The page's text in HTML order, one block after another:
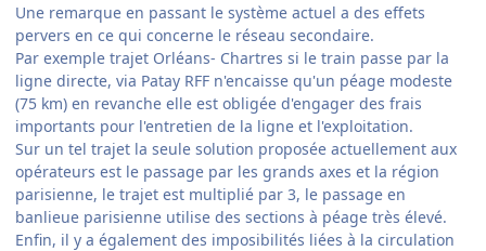
Une remarque en passant le système actuel a des effets
pervers en ce qui concerne le réseau secondaire.
Par exemple trajet Orléans- Chartres si le train passe par la
ligne directe, via Patay RFF n'encaisse qu'un péage modeste
(75 km) en revanche elle est obligée d'engager des frais
importants pour l'entretien de la ligne et l'exploitation.
Sur un tel trajet la seule solution proposée actuellement aux
opérateurs est le passage par les grands axes et la région
parisienne, le trajet est multiplié par 3, le passage en
banlieue parisienne utilise des sections à péage très élevé.
Enfin, il y a également des imposibilités liées à la circulation